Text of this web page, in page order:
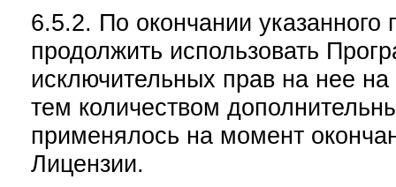
6.5.2. По окончании
продолжить использовать
исключительных прав на нее
тем количеством
применялось на момент
Лицензии.